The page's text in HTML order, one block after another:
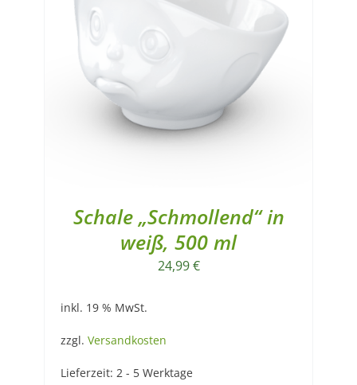
Schale „Schmollend“ in
weiß, 500 ml
24,99€
inkl. 19 % MwSt.
zzgl. Versandkosten
Lieferzeit: 2 - 5 Werktage